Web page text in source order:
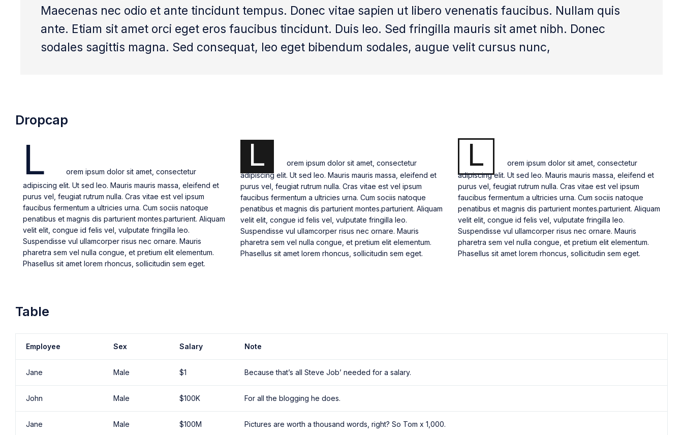
Maecenas nec odio et ante tincidunt tempus. Donec vitae sapien ut libero venenatis faucibus. Nullam quis
ante. Etiam sit amet orci eget eros faucibus tincidunt. Duis leo. Sed fringilla mauris sit amet nibh. Donec
sodales sagittis magna. Sed consequat, leo eget bibendum sodales, augue velit cursus nunc,
Dropcap
L
orem ipsum dolor sit amet, consectetur
adipiscing elit. Ut sed leo. Mauris mauris massa, eleifend et
purus vel, feugiat rutrum nulla. Cras vitae est vel ipsum
faucibus fermentum a ultricies urna. Cum sociis natoque
penatibus et magnis dis parturient montes.parturient. Aliquam
velit elit, congue id felis vel, vulputate fringilla leo.
Suspendisse vul ullamcorper risus nec ornare. Mauris
pharetra sem vel nulla congue, et pretium elit elementum.
Phasellus sit amet lorem rhoncus, sollicitudin sem eget.
L
orem ipsum dolor sit amet, consectetur
adipiscing elit. Ut sed leo. Mauris mauris massa, eleifend et
purus vel, feugiat rutrum nulla. Cras vitae est vel ipsum
faucibus fermentum a ultricies urna. Cum sociis natoque
penatibus et magnis dis parturient montes.parturient. Aliquam
velit elit, congue id felis vel, vulputate fringilla leo.
Suspendisse vul ullamcorper risus nec ornare. Mauris
pharetra sem vel nulla congue, et pretium elit elementum.
Phasellus sit amet lorem rhoncus, sollicitudin sem eget.
L
orem ipsum dolor sit amet, consectetur
adipiscing elit. Ut sed leo. Mauris mauris massa, eleifend et
purus vel, feugiat rutrum nulla. Cras vitae est vel ipsum
faucibus fermentum a ultricies urna. Cum sociis natoque
penatibus et magnis dis parturient montes.parturient. Aliquam
velit elit, congue id felis vel, vulputate fringilla leo.
Suspendisse vul ullamcorper risus nec ornare. Mauris
pharetra sem vel nulla congue, et pretium elit elementum.
Phasellus sit amet lorem rhoncus, sollicitudin sem eget.
Table
Employee Sex Salary Note
Jane Male $1 Because that’s all Steve Job’ needed for a salary.
John Male $100K For all the blogging he does.
Jane Male $100M Pictures are worth a thousand words, right? So Tom x 1,000.